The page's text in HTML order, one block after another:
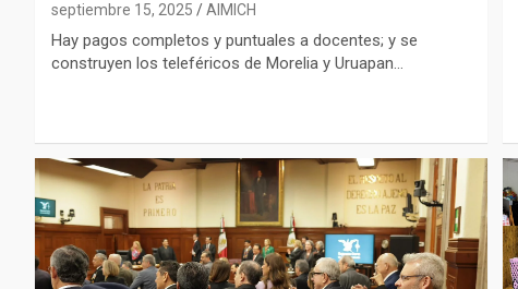
septiembre 15, 2025 AIMICH
Hay pagos completos y puntuales a docentes; y se
construyen los teleféricos de Morelia y Uruapan…